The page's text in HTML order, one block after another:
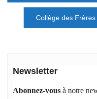
l’articleCollège des
Newsletter
Abonnez-vous à notre